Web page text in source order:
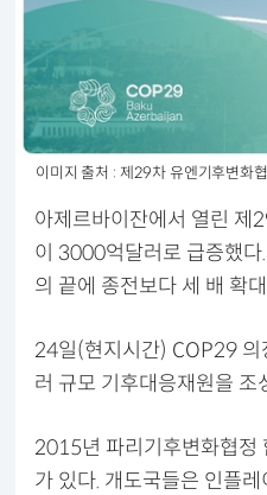
이미지 출처 : 제29차 유엔기후변화
아제르바이잔에서 열린 제
이 3000억달러로 급증했
의 끝에 종전보다 세 배 확
24일(현지시간) COP29
러 규모 기후대응재원을
2015년 파리기후변화협정
가 있다. 개도국들은 인플